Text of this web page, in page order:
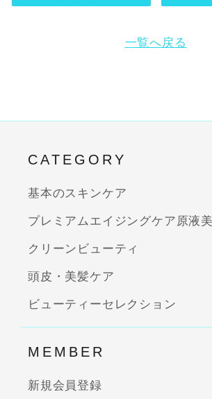
一覧へ戻る
CATEGORY
基本のスキンケア
プレミアムエイジングケア原液
クリーンビューティ
頭皮・美髪ケア
ビューティーセレクション
MEMBER
新規会員登録